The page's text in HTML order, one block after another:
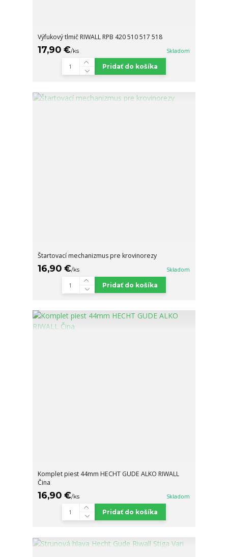
Výfukový tlmič RIWALL RPB 420 510 517 518
17,90 €/ks Skladom
Pridať do košíka
Štartovací mechanizmus pre krovinorezy
16,90 €/ks Skladom
Pridať do košíka
Komplet piest 44mm HECHT GUDE ALKO RIWALL
Čina
16,90 €/ks Skladom
Pridať do košíka